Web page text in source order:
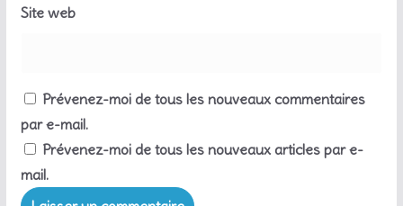
Site web
Prévenez-moi de tous les nouveaux commentaires
par e-mail.
Prévenez-moi de tous les nouveaux articles par e-
mail.